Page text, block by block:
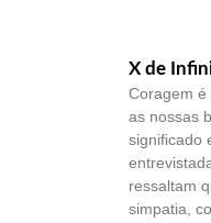
X de
Coragem é
as nossas
significado
ressaltam
simpatia,